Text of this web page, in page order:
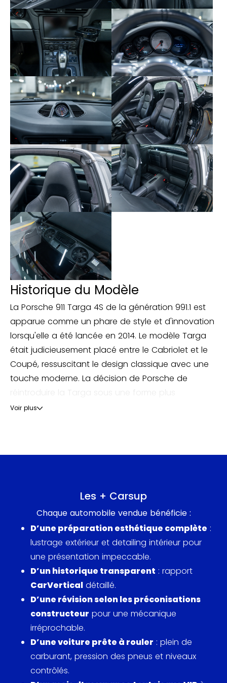
840 – Volant sport PDK à 3 branches avec
palettes
870 – Interface audio universelle
899 – Préparation ISOFIX pour siège passager
936 – Sièges arrière en cuir
981 – Équipement cuir
983 – Sièges avant en cuir
991 – Module d’airbag en cuir
CAH – Spoiler avant peint
CNG – Partie inférieure du bouclier arrière
peinte
CTK – Buses d’aération en cuir
UX6 – Valve RDK argent
XWD – Enjoliveur de panneau de porte
aluminium brossé
XYD – Enjoliveur de planche de bord
aluminium brossé
WYH – Levier sélecteur PDK en aluminium
Cette Porsche est accompagnée de son certificat
de situation administrative, de son carnet
d’entretien, de ses factures, de son contrôle
technique, de son rapport CarVertical ainsi que de
ses deux clés.
Une 911 Targa moderne particulièrement élégante
et parfaitement suivie, qui combine l’agrément du
flat-six atmosphérique, la polyvalence de la
Historique du Modèle
La Porsche 911 Targa 4S de la génération 991.1 est
apparue comme un phare de style et d'innovation
lorsqu'elle a été lancée en 2014. Le modèle Targa
était judicieusement placé entre le Cabriolet et le
Coupé, ressuscitant le design classique avec une
touche moderne. La décision de Porsche de
traditionnelle, avec la barre Targa emblématique
développant 400 chevaux, la Targa 4S de 2014-
2016 était autant axée sur la performance que sur
l'esthétique. Son système de transmission intégrale
garantissait une précision de maniabilité maximale,
et elle pouvait passer de 0 à 100 km/h en
seulement 4,4 secondes avec la transmission PDK.
Ce modèle est apparu dans de nombreuses
émissions automobiles, y compris un test
mémorable dansTop Gear, où son mélange de
performance et de design élégant a été célébré.
Elle a également fait une apparition dans la
publicité Targa de Porsche en 2014, mettant en
scène une conduite époustouflante le long de
Voir plus
Les + Carsup
Chaque automobile vendue bénéficie :
D’une préparation esthétique complète :
lustrage extérieur et detailing intérieur pour
une présentation impeccable.
D’un historique transparent : rapport
CarVertical détaillé.
D’une révision selon les préconisations
constructeur pour une mécanique
irréprochable.
D’une voiture prête à rouler : plein de
carburant, pression des pneus et niveaux
contrôlés.